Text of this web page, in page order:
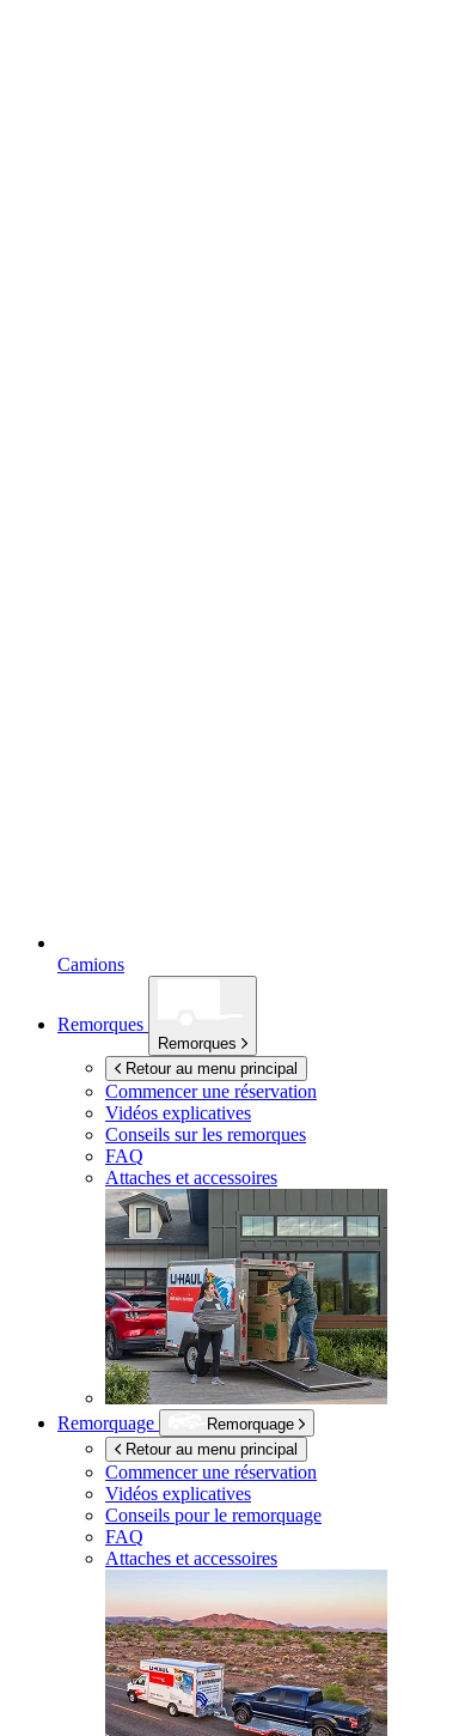
Camions
Remorques
Remorques
Retour au menu principal
Commencer une réservation
Vidéos explicatives
Conseils sur les remorques
FAQ
Attaches et accessoires
Remorquage
Remorquage
Retour au menu principal
Commencer une réservation
Vidéos explicatives
Conseils pour le remorquage
FAQ
Attaches et accessoires